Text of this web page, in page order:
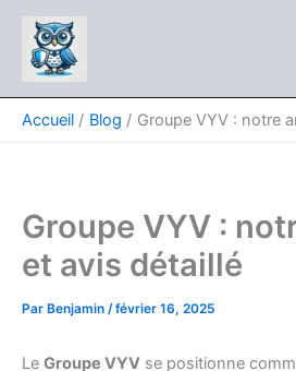
contenu
Accueil Blog Groupe VYV : notre
Groupe VYV :
et avis détaillé
Par Benjamin /février 16, 2025
Le Groupe VYV se positionne